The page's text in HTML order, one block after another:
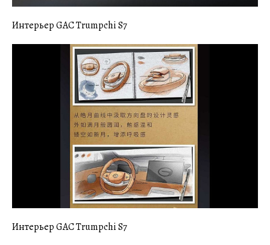
Интерьер GAC Trumpchi S7
Интерьер GAC Trumpchi S7